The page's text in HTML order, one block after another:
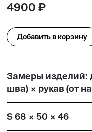
4900 ₽
Добавить в корзину
Замеры изделий:
шва) × рукав (от
S 68 × 50 × 46